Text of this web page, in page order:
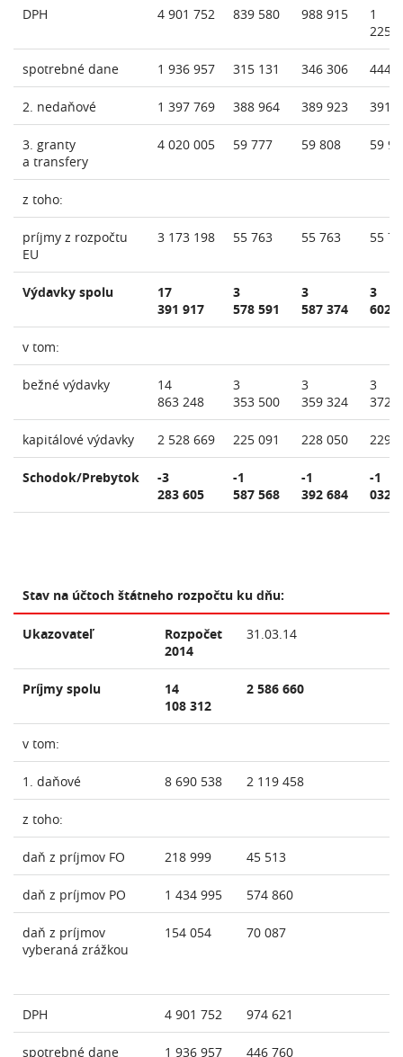
DPH 4 901 752 839 580 988 915
1
225
spotrebné dane 1 936 957 315 131 346 306 444
2. nedaňové 1 397 769 388 964 389 923 391
3. granty
a transfery
4 020 005 59 777 59 808 59
z toho:
príjmy z rozpočtu
EU
3 173 198 55 763 55 763 55
Výdavky spolu
17
391 917
3
578 591
3
587 374
3
602
v tom:
bežné výdavky
14
863 248
3
353 500
3
359 324
3
372
kapitálové výdavky 2 528 669 225 091 228 050 229
Schodok/Prebytok
-3
283 605
-1
587 568
-1
392 684
-1
032
Stav na účtoch štátneho rozpočtu ku dňu:
Ukazovateľ
Rozpočet
2014
31.03.14
Príjmy spolu
14
108 312
2 586 660
v tom:
1. daňové 8 690 538 2 119 458
z toho:
daň z príjmov FO 218 999 45 513
daň z príjmov PO 1 434 995 574 860
daň z príjmov
vyberaná zrážkou
154 054 70 087
DPH 4 901 752 974 621
spotrebné dane 1 936 957 446 760